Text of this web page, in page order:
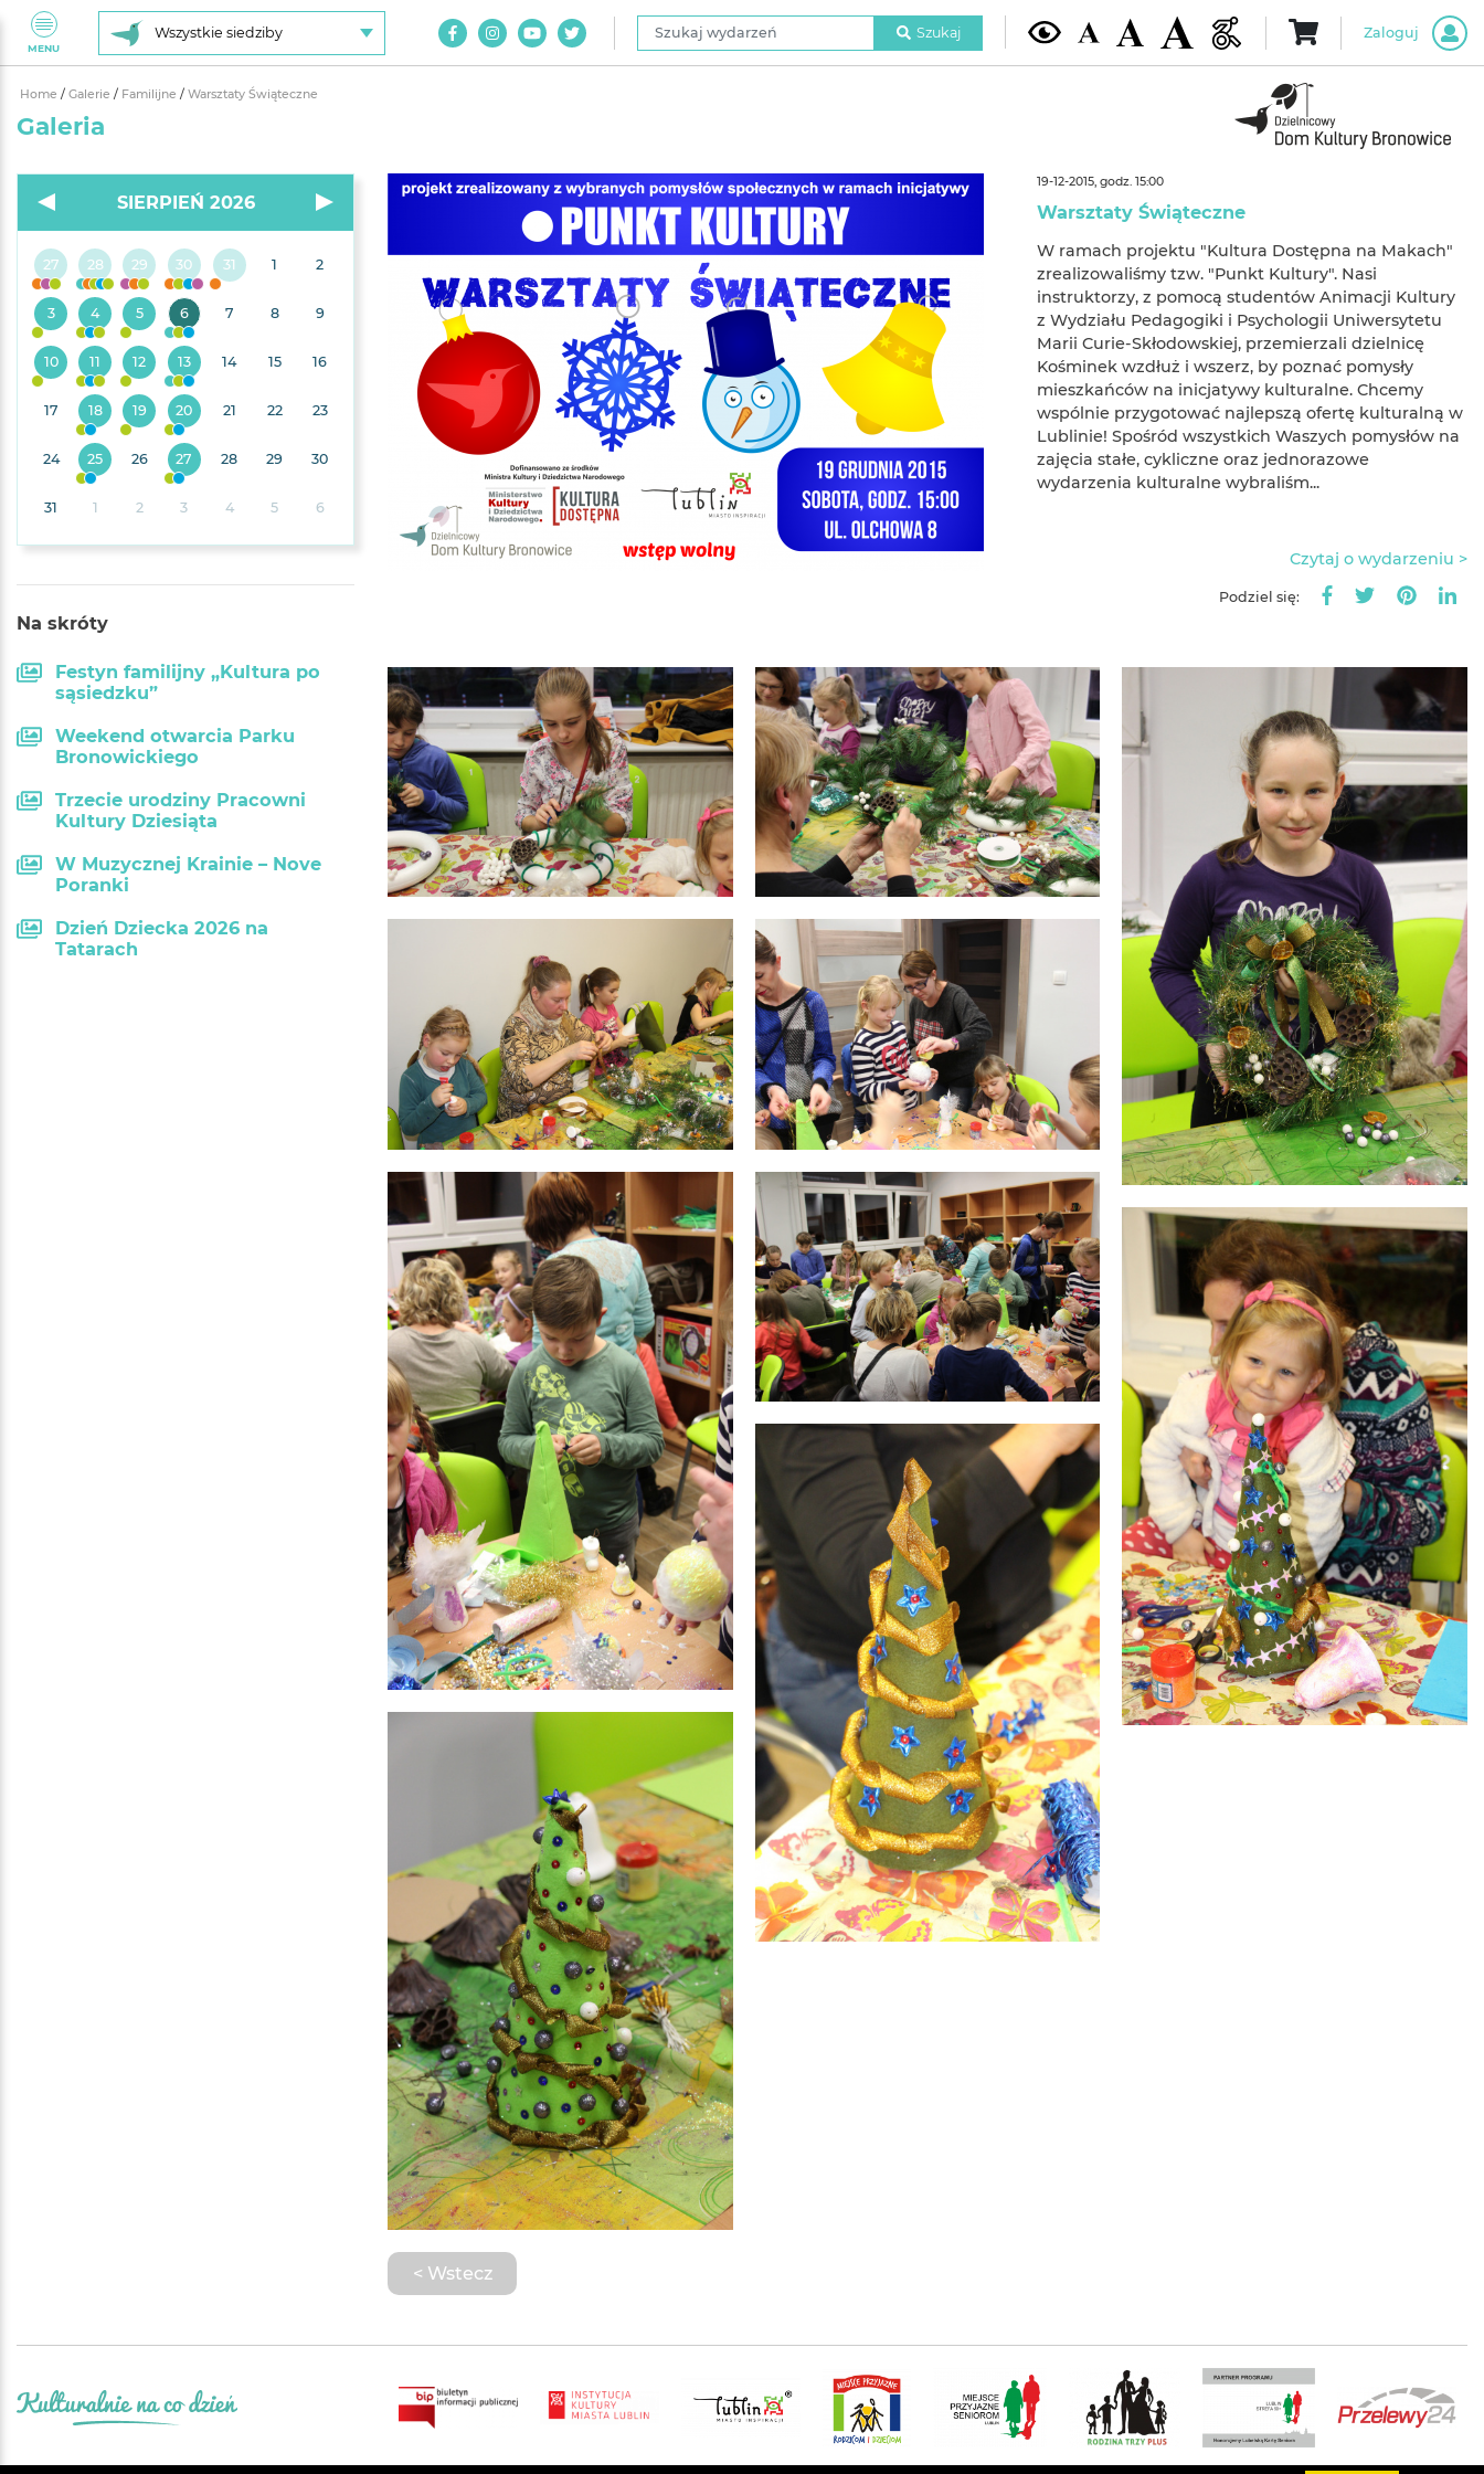
MENU
Wszystkie siedziby
Szukaj wydarzeń
Szukaj Zaloguj
Home / Galerie / Familijne / Warsztaty Świąteczne
Galeria
19-12-2015, godz. 15:00
Warsztaty Świąteczne
W ramach projektu "Kultura Dostępna na Makach"
zrealizowaliśmy tzw. "Punkt Kultury". Nasi
instruktorzy, z pomocą studentów Animacji Kultury
z Wydziału Pedagogiki i Psychologii Uniwersytetu
Marii Curie-Skłodowskiej, przemierzali dzielnicę
Kośminek wzdłuż i wszerz, by poznać pomysły
mieszkańców na inicjatywy kulturalne. Chcemy
wspólnie przygotować najlepszą ofertę kulturalną w
Lublinie! Spośród wszystkich Waszych pomysłów na
zajęcia stałe, cykliczne oraz jednorazowe
wydarzenia kulturalne wybraliśm...
Czytaj o wydarzeniu >
Podziel się:
< Wstecz
SIERPIEŃ 2026
27 28 29 30 31 1 2
3 4 5 6 7 8 9
10 11 12 13 14 15 16
17 18 19 20 21 22 23
24 25 26 27 28 29 30
31 1 2 3 4 5 6
Na skróty
Festyn familijny „Kultura po
sąsiedzku”
Weekend otwarcia Parku
Bronowickiego
Trzecie urodziny Pracowni
Kultury Dziesiąta
W Muzycznej Krainie – Nove
Poranki
Dzień Dziecka 2026 na
Tatarach